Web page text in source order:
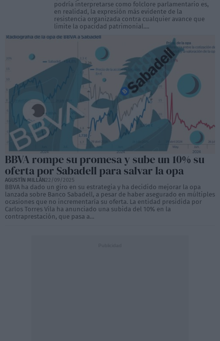
podría interpretarse como folclore parlamentario es,
en realidad, la expresión más evidente de la
resistencia organizada contra cualquier avance que
limite la opacidad patrimonial....
BBVA rompe su promesa y sube un 10% su
oferta por Sabadell para salvar la opa
AGUSTÍN MILLÁN22/09/2025
BBVA ha dado un giro en su estrategia y ha decidido mejorar la opa
lanzada sobre Banco Sabadell, a pesar de haber asegurado en múltiples
ocasiones que no incrementaría su oferta. La entidad presidida por
Carlos Torres Vila ha anunciado una subida del 10% en la
contraprestación, que pasa a...